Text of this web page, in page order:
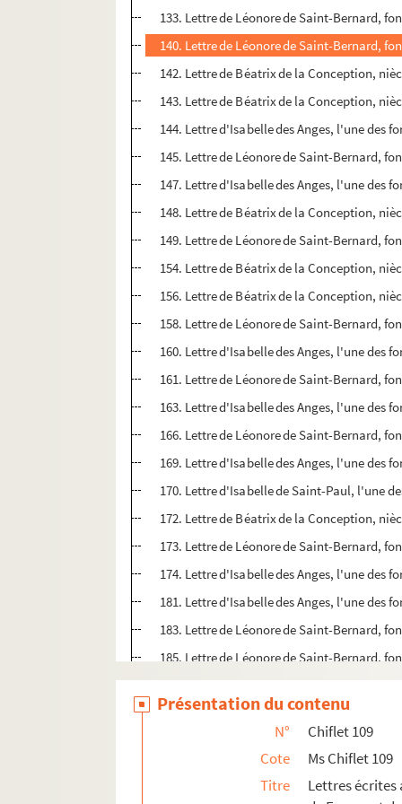
133. Lettre de Léonore de Saint-Bernard,
140. Lettre de Léonore de Saint-Bernard,
142. Lettre de Béatrix de la Conception,
143. Lettre de Béatrix de la Conception,
144. Lettre d'Isabelle des Anges, l'une des
145. Lettre de Léonore de Saint-Bernard,
147. Lettre d'Isabelle des Anges, l'une des
148. Lettre de Béatrix de la Conception,
149. Lettre de Léonore de Saint-Bernard,
154. Lettre de Béatrix de la Conception,
156. Lettre de Béatrix de la Conception,
158. Lettre de Léonore de Saint-Bernard,
160. Lettre d'Isabelle des Anges, l'une des
161. Lettre de Léonore de Saint-Bernard,
163. Lettre d'Isabelle des Anges, l'une des
166. Lettre de Léonore de Saint-Bernard,
169. Lettre d'Isabelle des Anges, l'une des
170. Lettre d'Isabelle de Saint-Paul, l'une
172. Lettre de Béatrix de la Conception,
173. Lettre de Léonore de Saint-Bernard,
174. Lettre d'Isabelle des Anges, l'une des
181. Lettre d'Isabelle des Anges, l'une des
183. Lettre de Léonore de Saint-Bernard,
185. Lettre de Léonore de Saint-Bernard,
187. Lettre d'Isabelle de Saint-Paul, l'une
188. Lettre de l'abbé Gallemant
189. Lettre de Léonore de Saint-Bernard,
192. Lettre d'Isabelle de Saint-Paul, l'une
193. Lettre de Béatrix de la Conception,
Présentation du contenu
N°
Chiflet 109
Cote
Ms Chiflet 109
Titre
Lettres écrites